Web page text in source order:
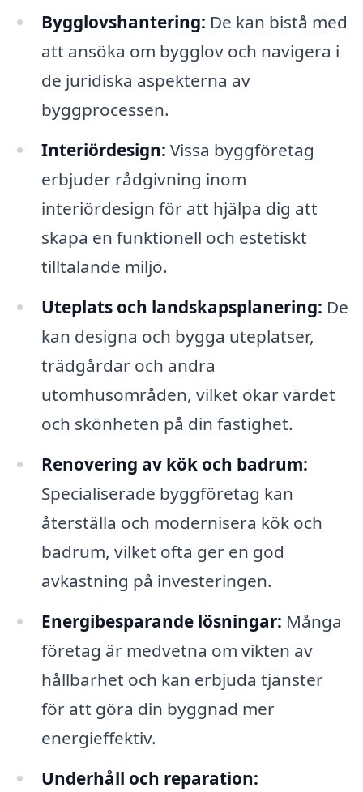
Bygglovshantering: De kan bistå med
att ansöka om bygglov och navigera i
de juridiska aspekterna av
byggprocessen.
Interiördesign: Vissa byggföretag
erbjuder rådgivning inom
interiördesign för att hjälpa dig att
skapa en funktionell och estetiskt
tilltalande miljö.
Uteplats och landskapsplanering: De
kan designa och bygga uteplatser,
trädgårdar och andra
utomhusområden, vilket ökar värdet
och skönheten på din fastighet.
Renovering av kök och badrum:
Specialiserade byggföretag kan
återställa och modernisera kök och
badrum, vilket ofta ger en god
avkastning på investeringen.
Energibesparande lösningar: Många
företag är medvetna om vikten av
hållbarhet och kan erbjuda tjänster
för att göra din byggnad mer
energieffektiv.
Underhåll och reparation: